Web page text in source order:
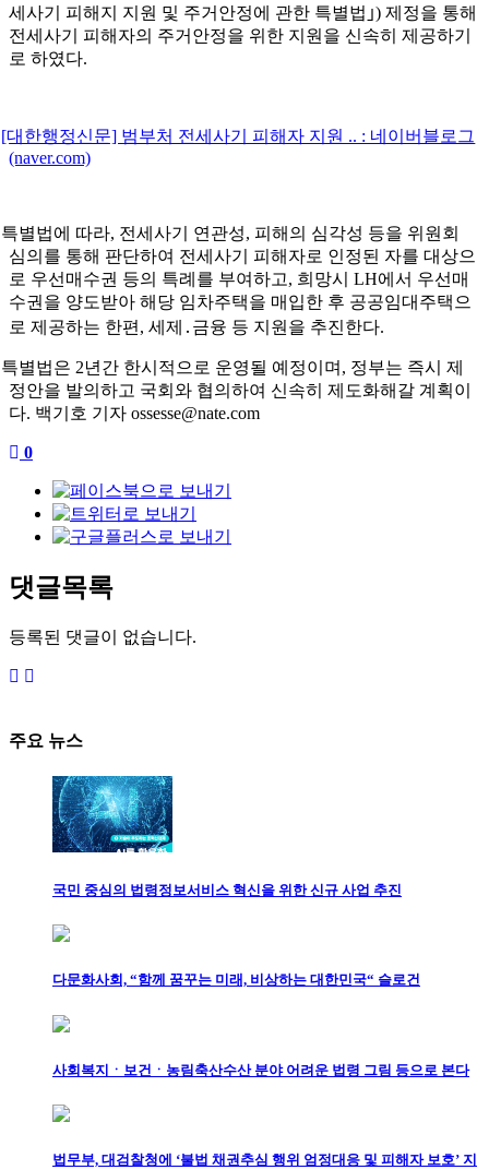
세사기 피해지 지원 및 주거안정에 관한 특별법｣) 제정을 통해
전세사기 피해자의 주거안정을 위한 지원을 신속히 제공하기
로 하였다.
[대한행정신문] 범부처 전세사기 피해자 지원 .. : 네이버블로그
(naver.com)
특별법에 따라, 전세사기 연관성, 피해의 심각성 등을 위원회
심의를 통해 판단하여 전세사기 피해자로 인정된 자를 대상으
로 우선매수권 등의 특례를 부여하고, 희망시 LH에서 우선매
수권을 양도받아 해당 임차주택을 매입한 후 공공임대주택으
로 제공하는 한편, 세제․금융 등 지원을 추진한다.
특별법은 2년간 한시적으로 운영될 예정이며, 정부는 즉시 제
정안을 발의하고 국회와 협의하여 신속히 제도화해갈 계획이
다. 백기호 기자 ossesse@nate.com
0
댓글목록
등록된 댓글이 없습니다.
주요 뉴스
국민 중심의 법령정보서비스 혁신을 위한 신규 사업 추진
다문화사회, “함께 꿈꾸는 미래, 비상하는 대한민국“ 슬로건
사회복지ㆍ보건ㆍ농림축산수산 분야 어려운 법령 그림 등으로 본다
법무부, 대검찰청에 ‘불법 채권추심 행위 엄정대응 및 피해자 보호’ 지